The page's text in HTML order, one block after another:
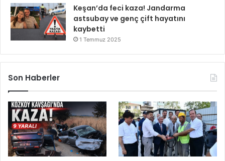
Keşan’da feci kaza! Jandarma
astsubay ve genç çift hayatını
kaybetti
1 Temmuz 2025
Son Haberler